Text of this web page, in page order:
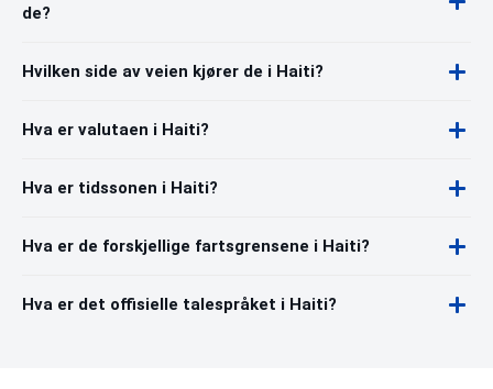
de?
Hvilken side av veien kjører de i Haiti?
Hva er valutaen i Haiti?
Hva er tidssonen i Haiti?
Hva er de forskjellige fartsgrensene i Haiti?
Hva er det offisielle talespråket i Haiti?